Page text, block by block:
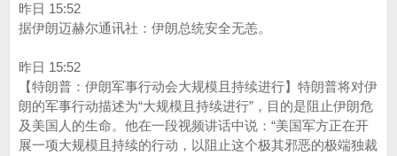
昨日 15:52
据伊朗迈赫尔通讯社：伊朗总统安全无恙。
昨日 15:52
【特朗普：伊朗军事行动会大规模且持续进行】特朗普将对伊
朗的军事行动描述为“大规模且持续进行”，目的是阻止伊朗危
及美国人的生命。他在一段视频讲话中说：“美国军方正在开
展一项大规模且持续的行动，以阻止这个极其邪恶的极端独裁